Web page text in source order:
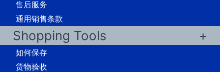
售后服务
通用销售条款
Shopping Tools
如何保存
货物验收